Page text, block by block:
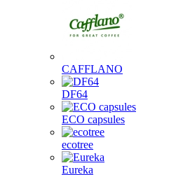
CAFFLANO
DF64
ECO capsules
ecotree
Eureka